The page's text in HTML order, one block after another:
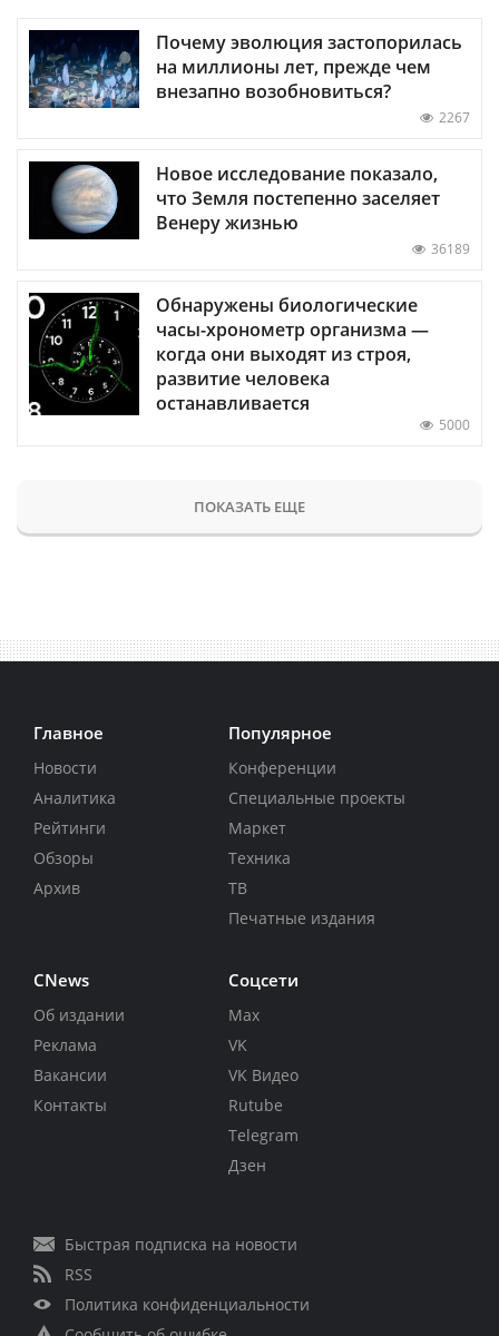
Почему эволюция застопорилась
на миллионы лет, прежде чем
внезапно возобновиться?
2267
Новое исследование показало,
что Земля постепенно заселяет
Венеру жизнью
36189
Обнаружены биологические
часы-хронометр организма —
когда они выходят из строя,
развитие человека
останавливается
5000
ПОКАЗАТЬ ЕЩЕ
Главное
Новости
Аналитика
Рейтинги
Обзоры
Архив
Популярное
Конференции
Специальные проекты
Маркет
Техника
ТВ
Печатные издания
CNews
Об издании
Реклама
Вакансии
Контакты
Соцсети
Max
VK
VK Видео
Rutube
Telegram
Дзен
Быстрая подписка на новости
RSS
Политика конфиденциальности